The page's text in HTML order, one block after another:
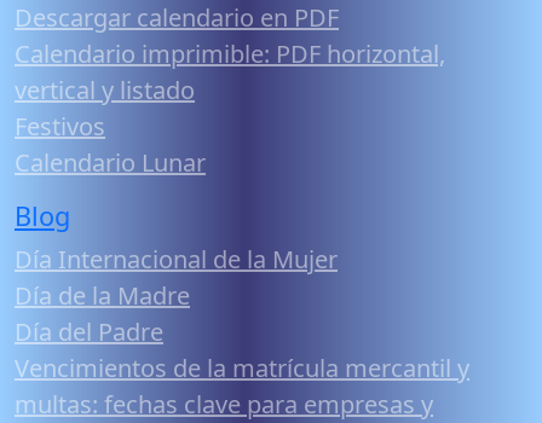
Descargar calendario en PDF
Calendario imprimible: PDF horizontal,
vertical y listado
Festivos
Calendario Lunar
Blog
Día Internacional de la Mujer
Día de la Madre
Día del Padre
Vencimientos de la matrícula mercantil y
multas: fechas clave para empresas y